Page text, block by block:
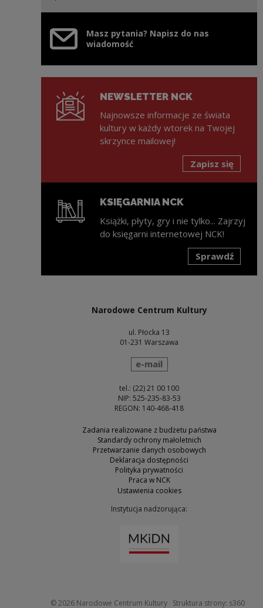
Masz pytania? Napisz do nas
wiadomość
NEWSLETTER NCK
Najnowsze informacje ze świata
kultury w każdy wtorek na Twojej
skrzynce mailowej!
Zapisz się
KSIĘGARNIA NCK
Książki, płyty, gry i nie tylko... Zajrzyj
do księgarni internetowej NCK!
Sprawdź
Narodowe Centrum Kultury
ul. Płocka 13
01-231 Warszawa
wyślij wiadomość
e-mail
tel.: (22) 21 00 100
NIP: 525-235-83-53
REGON: 140-468-418
Zadania realizowane z budżetu państwa
Standardy ochrony małoletnich
Przetwarzanie danych osobowych
Deklaracja dostępności
Polityka prywatności
Praca w NCK
Ustawienia cookies
Instytucja nadzorująca:
© 2026 Narodowe Centrum KulturyStruktura strony: s360